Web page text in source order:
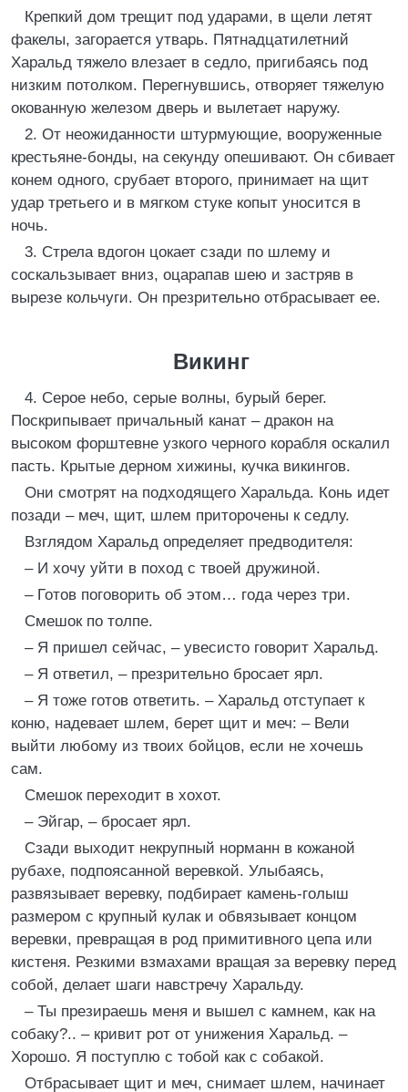
Крепкий дом трещит под ударами, в щели летят
факелы, загорается утварь. Пятнадцатилетний
Харальд тяжело влезает в седло, пригибаясь под
низким потолком. Перегнувшись, отворяет тяжелую
окованную железом дверь и вылетает наружу.
2. От неожиданности штурмующие, вооруженные
крестьяне-бонды, на секунду опешивают. Он сбивает
конем одного, срубает второго, принимает на щит
удар третьего и в мягком стуке копыт уносится в
ночь.
3. Стрела вдогон цокает сзади по шлему и
соскальзывает вниз, оцарапав шею и застряв в
вырезе кольчуги. Он презрительно отбрасывает ее.
Викинг
4. Серое небо, серые волны, бурый берег.
Поскрипывает причальный канат – дракон на
высоком форштевне узкого черного корабля оскалил
пасть. Крытые дерном хижины, кучка викингов.
Они смотрят на подходящего Харальда. Конь идет
позади – меч, щит, шлем приторочены к седлу.
Взглядом Харальд определяет предводителя:
– И хочу уйти в поход с твоей дружиной.
– Готов поговорить об этом… года через три.
Смешок по толпе.
– Я пришел сейчас, – увесисто говорит Харальд.
– Я ответил, – презрительно бросает ярл.
– Я тоже готов ответить. – Харальд отступает к
коню, надевает шлем, берет щит и меч: – Вели
выйти любому из твоих бойцов, если не хочешь
сам.
Смешок переходит в хохот.
– Эйгар, – бросает ярл.
Сзади выходит некрупный норманн в кожаной
рубахе, подпоясанной веревкой. Улыбаясь,
развязывает веревку, подбирает камень-голыш
размером с крупный кулак и обвязывает концом
веревки, превращая в род примитивного цепа или
кистеня. Резкими взмахами вращая за веревку перед
собой, делает шаги навстречу Харальду.
– Ты презираешь меня и вышел с камнем, как на
собаку?.. – кривит рот от унижения Харальд. –
Хорошо. Я поступлю с тобой как с собакой.
Отбрасывает щит и меч, снимает шлем, начинает